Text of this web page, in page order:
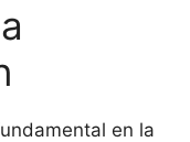
en la